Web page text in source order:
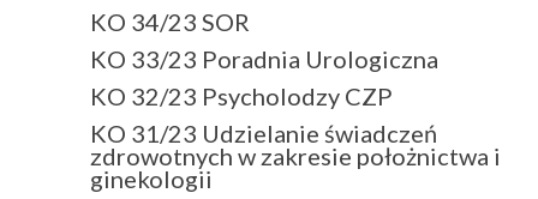
KO 34/23 SOR
KO 33/23 Poradnia Urologiczna
KO 32/23 Psycholodzy CZP
KO 31/23 Udzielanie świadczeń
zdrowotnych w zakresie położnictwa i
ginekologii